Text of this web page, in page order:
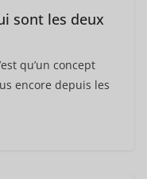
sont les deux
qu’un concept
encore depuis les